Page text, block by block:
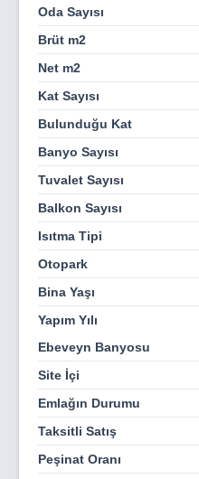
saygı duyan site planıyla,
ve lüksü önemseyenlerin
alanlarımızla dışarıdan
RIVERSIDE LIFE
SÜPERMARKET
SAUNA
CAFE
HEDİYELİK EŞYA DÜKKANI
ECZANE
BANKA
BİSİKLET YOLU
RESTORAN
YEŞİL ALANLAR
ÇOCUK PARKI
SU KAYDIRAKLARI
Oda Sayısı
Brüt m2
Net m2
Kat Sayısı
Bulunduğu Kat
Banyo Sayısı
Tuvalet Sayısı
Balkon Sayısı
Isıtma Tipi
Otopark
Bina Yaşı
Yapım Yılı
Ebeveyn Banyosu
Site İçi
Emlağın Durumu
Taksitli Satış
Peşinat Oranı